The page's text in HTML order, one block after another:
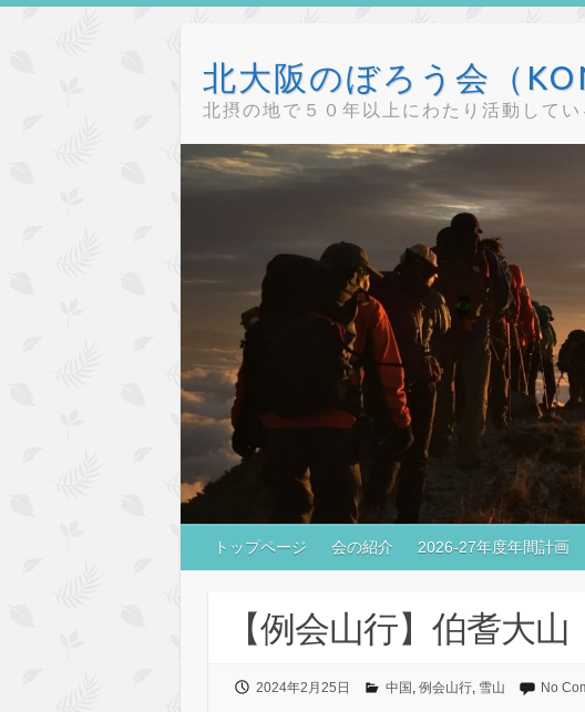
北大阪のぼろう会（
北摂の地で５０年以上にわたり活動してい
トップページ 会の紹介 2026-27年度年間計画
【例会山行】伯耆大山
2024年2月25日 中国 , 例会山行, 雪山 No